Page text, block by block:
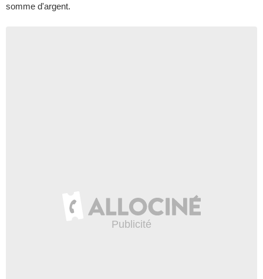
somme d'argent.